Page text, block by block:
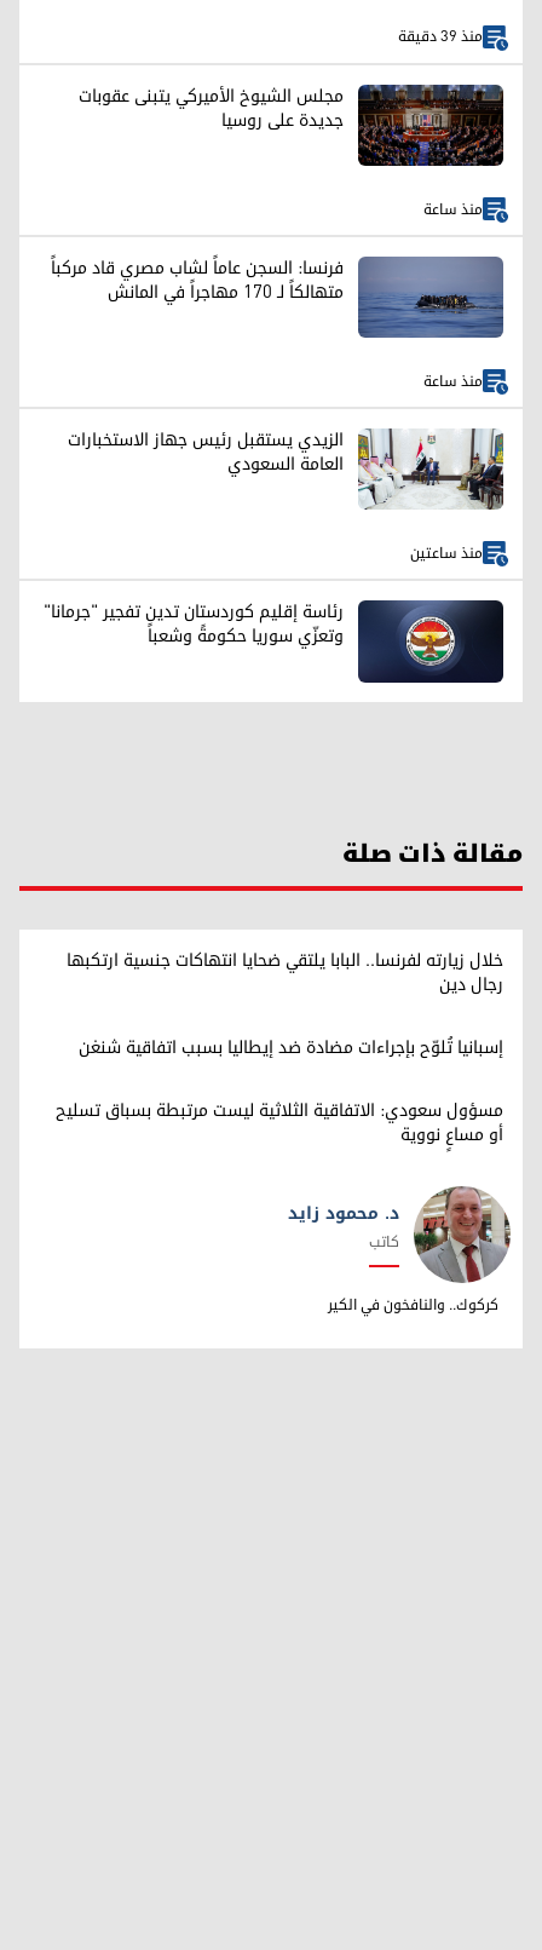
منذ 39 دقيقة
مجلس الشيوخ الأميركي يتبنى عقوبات
جديدة على روسيا
منذ ساعة
فرنسا: السجن عاماً لشاب مصري قاد مركباً
متهالكاً لـ 170 مهاجراً في المانش
منذ ساعة
الزيدي يستقبل رئيس جهاز الاستخبارات
العامة السعودي
منذ ساعتين
رئاسة إقليم كوردستان تدين تفجير "جرمانا"
وتعزّي سوريا حكومةً وشعباً
مقالة ذات صلة
خلال زيارته لفرنسا.. البابا يلتقي ضحايا انتهاكات جنسية ارتكبها
رجال دين
إسبانيا تُلوّح بإجراءات مضادة ضد إيطاليا بسبب اتفاقية شنغن
مسؤول سعودي: الاتفاقية الثلاثية ليست مرتبطة بسباق تسليح
أو مساعٍ نووية
د. محمود زايد
د. محمود زايد
كاتب
كركوك.. والنافخون في الكير